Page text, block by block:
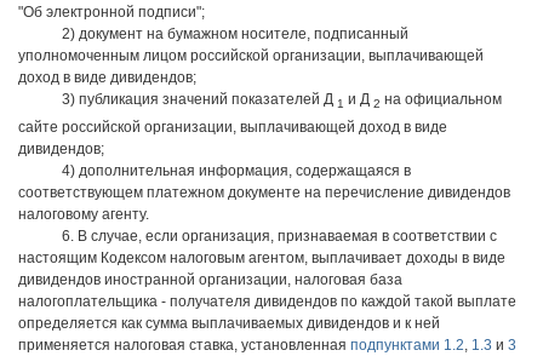
"Об электронной подписи";
2) документ на бумажном носителе, подписанный
уполномоченным лицом российской организации, выплачивающей
доход в виде дивидендов;
3) публикация значений показателей Д 1 и Д 2 на официальном
сайте российской организации, выплачивающей доход в виде
дивидендов;
4) дополнительная информация, содержащаяся в
соответствующем платежном документе на перечисление дивидендов
налоговому агенту.
6. В случае, если организация, признаваемая в соответствии с
настоящим Кодексом налоговым агентом, выплачивает доходы в виде
дивидендов иностранной организации, налоговая база
налогоплательщика - получателя дивидендов по каждой такой выплате
определяется как сумма выплачиваемых дивидендов и к ней
применяется налоговая ставка, установленная подпунктами 1.2 1.3 и 3